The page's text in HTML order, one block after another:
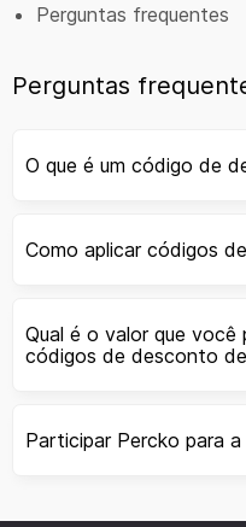
Perguntas frequentes
Perguntas
O que é um código de
Como aplicar códigos
Qual é o valor que
códigos de desconto
Participar Percko para